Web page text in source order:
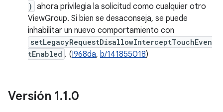
) ahora privilegia la solicitud como cualquier otro
ViewGroup. Si bien se desaconseja, se puede
inhabilitar un nuevo comportamiento con
setLegacyRequestDisallowInterceptTouchEven
tEnabled . (I968da, b/141855018)
Versión 1.1.0